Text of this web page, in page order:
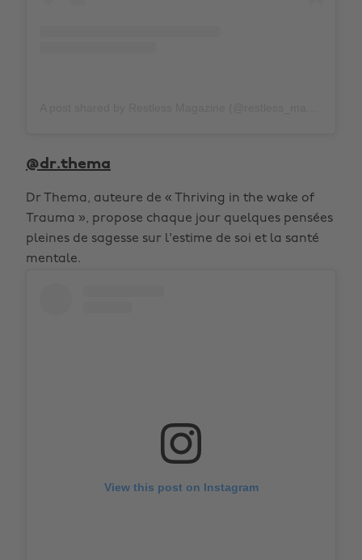
@dr.thema
Dr Thema, auteure de « Thriving in the wake of
Trauma », propose chaque jour quelques pensées
pleines de sagesse sur l'estime de soi et la santé
mentale.
View this post on Instagram